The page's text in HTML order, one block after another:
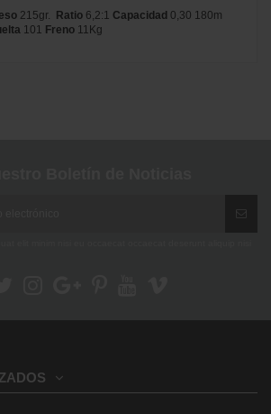
215gr. Ratio 6,2:1 Capacidad 0,30 180m
101 Freno 11Kg